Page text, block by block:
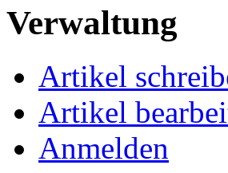
Verwaltung
Artikel
Artikel
Anmelden